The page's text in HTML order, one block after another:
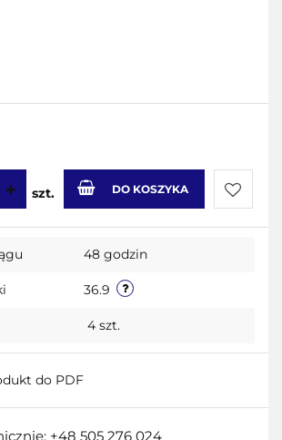
szt. DO KOSZYKA
Do
48 godzin
36.9
4 szt.
do PDF
+48 505 276 024